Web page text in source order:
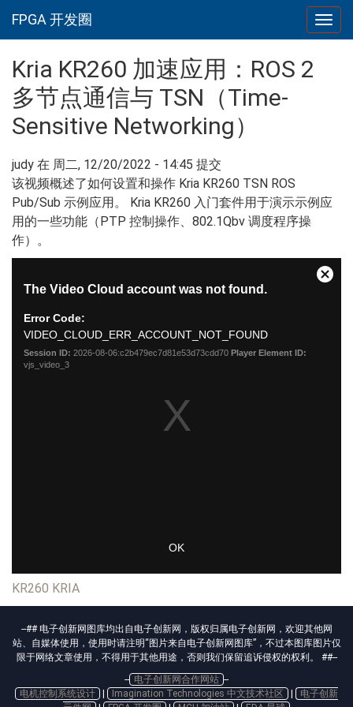
FPGA 开发圈
Kria KR260 加速应用：ROS 2
多节点通信与 TSN（Time-
Sensitive Networking）
judy 在 周二, 12/20/2022 - 14:45 提交
该视频概述了如何设置和操作 Kria KR260 TSN ROS
Pub/Sub 示例应用。 Kria KR260 入门套件用于演示示例应
用的一些功能（PTP 控制操作、802.1Qbv 调度程序操
作）。
KR260 KRIA
--## 电子创新网图库均出自电子创新网，版权归属电子创新网，欢迎其他网
站、自媒体使用，使用时请注明“图片来自电子创新网图库”，不过本图库图片仅
限于网络文章使用，不得用于其他用途，否则我们保留追诉侵权的权利。 ##--
-- 电子创新网合作网站 --
电机控制系统设计
Imagination Technologies 中文技术社区
电子创新